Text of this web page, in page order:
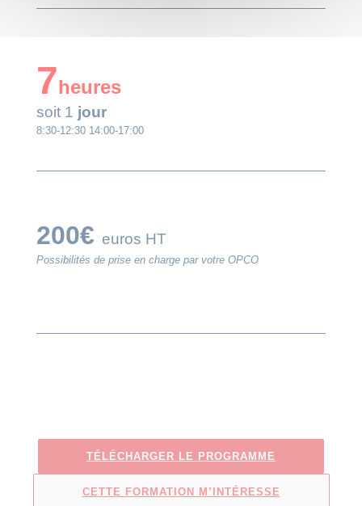
7heures
soit 1 jour
8:30-12:30 14:00-17:00
200€ euros HT
Possibilités de prise en charge par votre OPCO
TÉLÉCHARGER LE PROGRAMME
CETTE FORMATION M’INTÉRESSE